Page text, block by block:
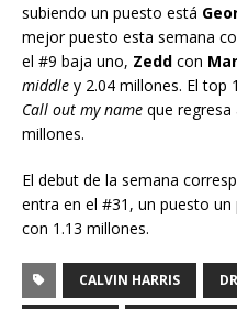
subiendo un puesto está
mejor puesto esta semana
el #9 baja uno, Zedd con
middle y 2.04 millones. El top
Call out my name que regresa
millones.
El debut de la semana
entra en el #31, un puesto
con 1.13 millones.
CALVIN HARRIS